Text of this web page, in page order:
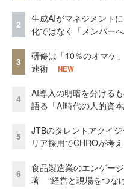
2
生成AIがマネジメント
化ではなく「メンバー
3
研修は「10％のオマケ
速術
NEW
4
AI導入の明暗を分ける
語る「AI時代の人的資
5
JTBのタレントアクイ
リア採用でCHROが考
6
食品製造業のエンゲー
著 “経営と現場をつな